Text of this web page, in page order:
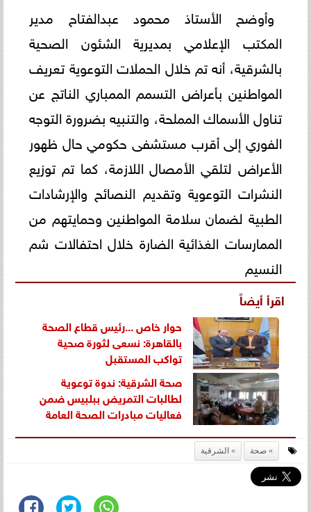
وأوضح الأستاذ محمود عبدالفتاح مدير
المكتب الإعلامي بمديرية الشئون الصحية
بالشرقية، أنه تم خلال الحملات التوعوية تعريف
المواطنين بأعراض التسمم الممباري الناتج عن
تناول الأسماك المملحة، والتنبيه بضرورة التوجه
الفوري إلى أقرب مستشفى حكومي حال ظهور
الأعراض لتلقي الأمصال اللازمة، كما تم توزيع
النشرات التوعوية وتقديم النصائح والإرشادات
الطبية لضمان سلامة المواطنين وحمايتهم من
الممارسات الغذائية الضارة خلال احتفالات شم
النسيم
اقرأ أيضاً
حوار خاص ...رئيس قطاع الصحة
بالقاهرة: نسعى لثورة صحية
تواكب المستقبل
صحة الشرقية: ندوة توعوية
لطالبات التمريض ببلبيس ضمن
فعاليات مبادرات الصحة العامة
صحة الشرقية